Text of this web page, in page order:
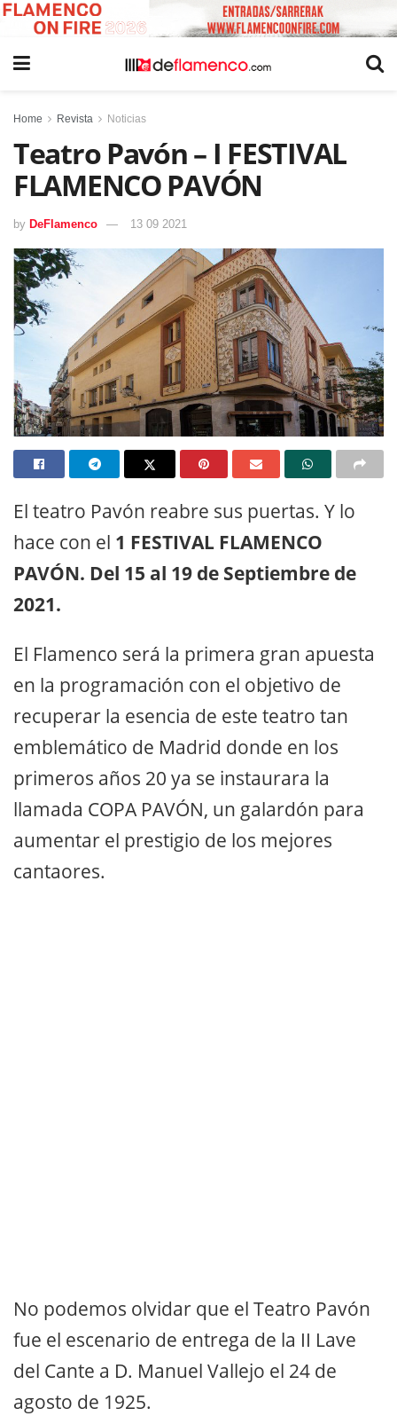
Home Revista Noticias
Teatro Pavón – I FESTIVAL
FLAMENCO PAVÓN
by DeFlamenco 13 09 2021
El teatro Pavón reabre sus puertas. Y lo
hace con el 1 FESTIVAL FLAMENCO
PAVÓN. Del 15 al 19 de Septiembre de
2021.
El Flamenco será la primera gran apuesta
en la programación con el objetivo de
recuperar la esencia de este teatro tan
emblemático de Madrid donde en los
primeros años 20 ya se instaurara la
llamada COPA PAVÓN, un galardón para
aumentar el prestigio de los mejores
cantaores.
No podemos olvidar que el Teatro Pavón
fue el escenario de entrega de la II Lave
del Cante a D. Manuel Vallejo el 24 de
agosto de 1925.